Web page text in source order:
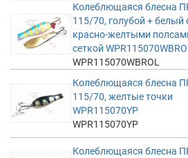
Колеблющаяся блесна
115/70, голубой + белый
красно-желтыми
сеткой
WPR115070WBROL
Колеблющаяся блесна
115/70, желтые точки
WPR115070YP
WPR115070YP
Колеблющаяся блесна